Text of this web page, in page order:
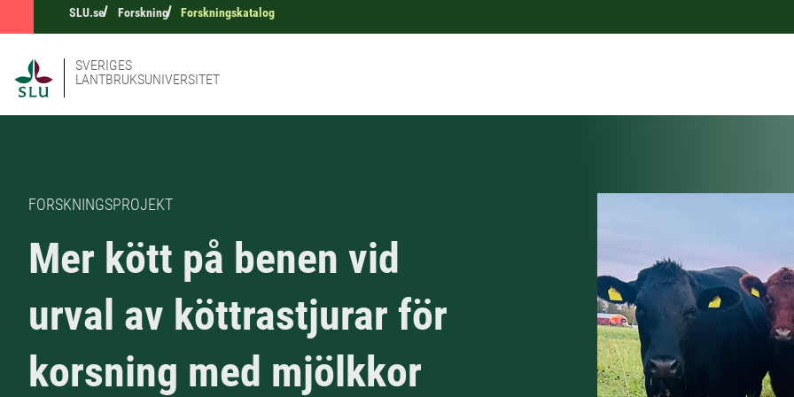
SLU.se Forskning Forskningskatalog
SVERIGES
LANTBRUKSUNIVERSITET
FORSKNINGSPROJEKT
Mer kött på benen vid
urval av köttrastjurar för
korsning med mjölkkor